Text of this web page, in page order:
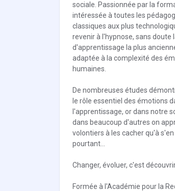
sociale. Passionnée par la
intéressée à toutes les
classiques aux plus
revenir à l'hypnose, sans doute
d'apprentissage la plus
adaptée à la complexité des
humaines.
De nombreuses études
le rôle essentiel des émotions
l'apprentissage, or dans notre
dans beaucoup d'autres on
volontiers à les cacher qu'à
pourtant...
Changer, évoluer, c'est
Formée à l'Académie pour la